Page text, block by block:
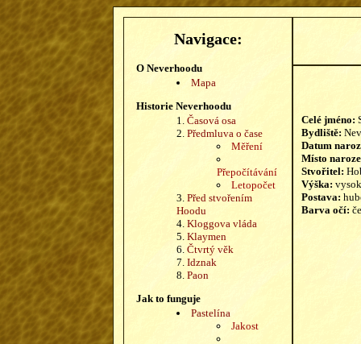
Navigace:
O Neverhoodu
Mapa
Historie Neverhoodu
Časová osa
Předmluva o čase
Měření
Přepočítávání
Letopočet
Před stvořením
Hoodu
Kloggova vláda
Klaymen
Čtvrtý věk
Idznak
Paon
Jak to funguje
Pastelína
Jakost
Celé jméno:
Bydliště:
Datum
Místo
Stvořitel:
Výška:
Postava:
Barva očí: